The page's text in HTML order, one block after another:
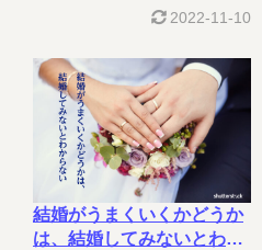
2022-11-10
結婚がうまくいくかどうか
は、結婚してみないとわか